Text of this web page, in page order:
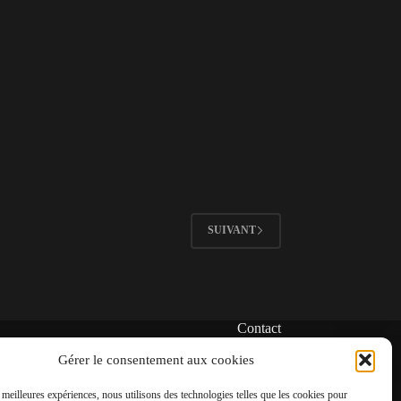
Gérer le consentement aux cookies
expériences, nous utilisons des technologies telles que les cookies pour
SUIVANT
Contact
✆06 22 39 73 24